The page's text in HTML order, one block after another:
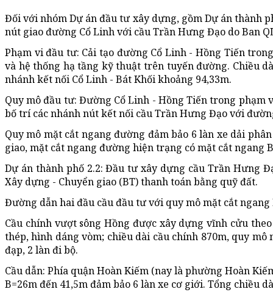
Đối với nhóm Dự án đầu tư xây dựng, gồm Dự án thành
nút giao đường Cổ Linh với cầu Trần Hưng Đạo do Ban
Phạm vi đầu tư: Cải tạo đường Cổ Linh - Hồng Tiến
và hệ thống hạ tầng kỹ thuật trên tuyến đường. Chiều
nhánh kết nối Cổ Linh - Bát Khối khoảng 94,33m.
Quy mô đầu tư: Đường Cổ Linh - Hồng Tiến trong phạm
bố trí các nhánh nút kết nối cầu Trần Hưng Đạo với
Quy mô mặt cắt ngang đường đảm bảo 6 làn xe dải
giao, mặt cắt ngang đường hiện trạng có mặt cắt ngang
Dự án thành phố 2.2: Đầu tư xây dựng cầu Trần Hưng
Xây dựng - Chuyển giao (BT) thanh toán bằng quỹ đất.
Đường dẫn hai đầu cầu đầu tư với quy mô mặt cắt
Cầu chính vượt sông Hồng được xây dựng vĩnh cửu
thép, hình dáng vòm; chiều dài cầu chính 870m, quy
đạp, 2 làn đi bộ.
Cầu dẫn: Phía quận Hoàn Kiếm (nay là phường Hoàn
B=26m đến 41,5m đảm bảo 6 làn xe cơ giới. Tổng chiều